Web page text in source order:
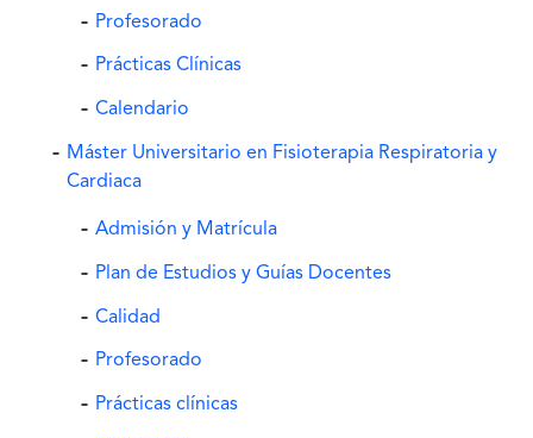
Profesorado
Prácticas Clínicas
Calendario
Máster Universitario en Fisioterapia Respiratoria y
Cardiaca
Admisión y Matrícula
Plan de Estudios y Guías Docentes
Calidad
Profesorado
Prácticas clínicas